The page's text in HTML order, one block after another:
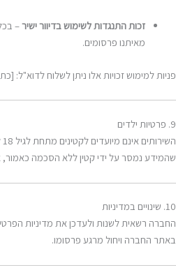
זכות התנגדות לשימוש בדיוור ישיר–
מאיתנו פרסומים.
פניות למימוש זכויות אלו ניתן לשלוח לדוא"ל:
9. פרטיות ילדים
שהמידע נמסר על ידי קטין ללא הסכמה כאמור,
10. שינויים במדיניות
החברה רשאית לשנות ולעדכן את מדיניות
באתר החברה ויחול מרגע פרסומו.